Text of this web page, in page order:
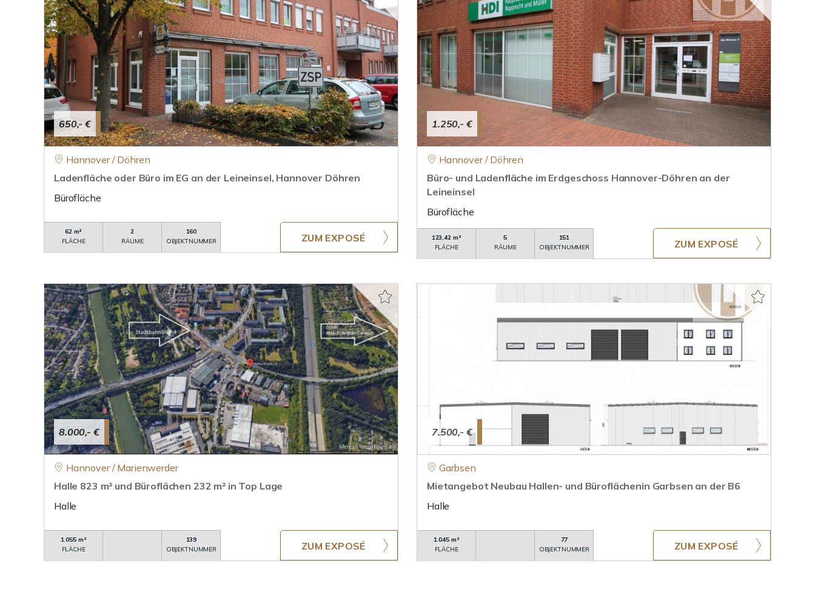
650,- €
Hannover / Döhren
Ladenfläche oder Büro im EG an der Leineinsel, Hannover Döhren
Bürofläche
62 m²
FLÄCHE
2
RÄUME
160
OBJEKTNUMMER
ZUM EXPOSÉ
1.250,- €
Hannover / Döhren
Büro- und Ladenfläche im Erdgeschoss Hannover-Döhren an der
Leineinsel
Bürofläche
123,42 m²
FLÄCHE
5
RÄUME
151
OBJEKTNUMMER
ZUM EXPOSÉ
8.000,- €
Hannover / Marienwerder
Halle 823 m² und Büroflächen 232 m² in Top Lage
Halle
1.055 m²
FLÄCHE
139
OBJEKTNUMMER
ZUM EXPOSÉ
7.500,- €
Garbsen
Mietangebot Neubau Hallen- und Büroflächenin Garbsen an der B6
Halle
1.045 m²
FLÄCHE
77
OBJEKTNUMMER
ZUM EXPOSÉ